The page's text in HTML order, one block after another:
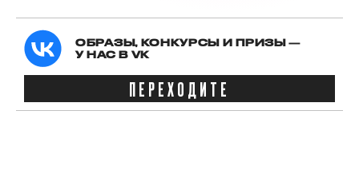
ОБРАЗЫ, КОНКУРСЫ И ПРИЗЫ —
У НАС В VK
ПЕРЕХОДИТЕ